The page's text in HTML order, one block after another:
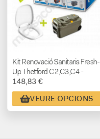
Kit Renovació Sanitaris Fresh-
Up Thetford C2,C3,C4 -
C200 - C250 - C400
148,83 €
VEURE OPCIONS